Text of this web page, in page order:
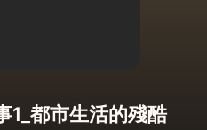
1_都市生活的殘酷